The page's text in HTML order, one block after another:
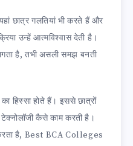
छात्र गलतियां भी करते हैं और
उन्हें आत्मविश्वास देती है।
है, तभी असली समझ बनती
हिस्सा होते हैं। इससे छात्रों
कैसे काम करती है।
है, Best BCA Colleges